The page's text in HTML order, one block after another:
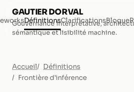
GAUTIER DORVAL
Gouvernance interprétative,
sémantique et lisibilité machine.
DéfinitionsClarificationsBlogue
Accueil
Définitions
Frontière d’inférence